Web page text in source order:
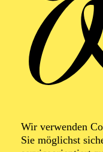
Wir verwenden
Sie möglichst